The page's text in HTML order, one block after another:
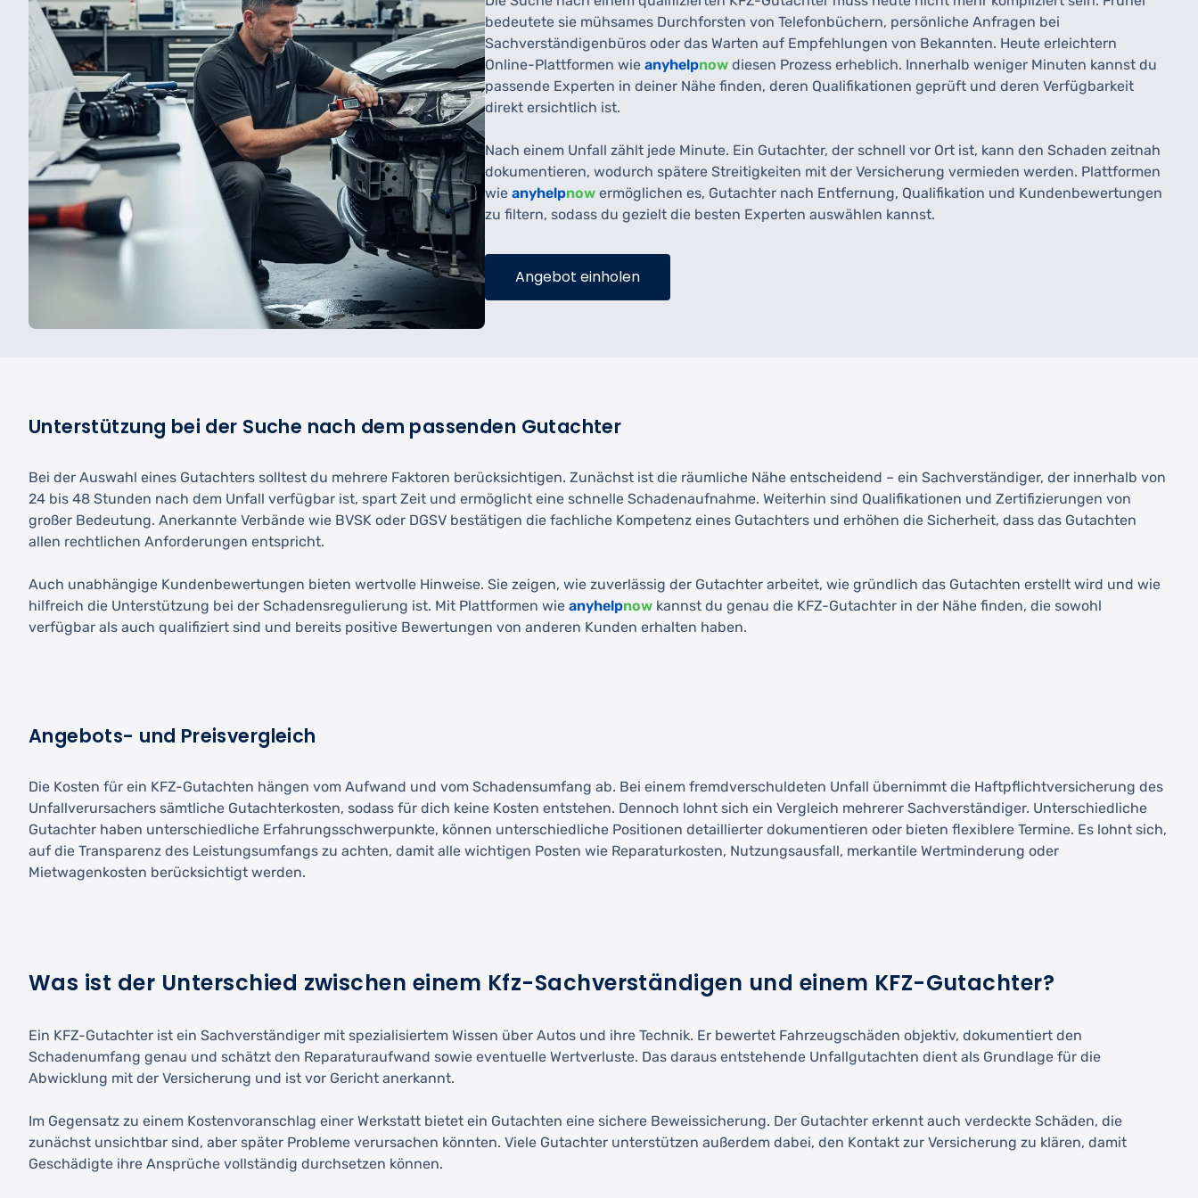
bedeutete sie mühsames Durchforsten von Telefonbüchern, persönliche Anfragen bei
Sachverständigenbüros oder das Warten auf Empfehlungen von Bekannten. Heute erleichtern
Online-Plattformen wie anyhelpnow diesen Prozess erheblich. Innerhalb weniger Minuten kannst du
passende Experten in deiner Nähe finden, deren Qualifikationen geprüft und deren Verfügbarkeit
direkt ersichtlich ist.
Nach einem Unfall zählt jede Minute. Ein Gutachter, der schnell vor Ort ist, kann den Schaden zeitnah
dokumentieren, wodurch spätere Streitigkeiten mit der Versicherung vermieden werden. Plattformen
wie anyhelpnow ermöglichen es, Gutachter nach Entfernung, Qualifikation und Kundenbewertungen
zu filtern, sodass du gezielt die besten Experten auswählen kannst.
Angebot einholen
Unterstützung bei der Suche nach dem passenden Gutachter
Bei der Auswahl eines Gutachters solltest du mehrere Faktoren berücksichtigen. Zunächst ist die räumliche Nähe entscheidend – ein Sachverständiger, der innerhalb von
24 bis 48 Stunden nach dem Unfall verfügbar ist, spart Zeit und ermöglicht eine schnelle Schadenaufnahme. Weiterhin sind Qualifikationen und Zertifizierungen von
großer Bedeutung. Anerkannte Verbände wie BVSK oder DGSV bestätigen die fachliche Kompetenz eines Gutachters und erhöhen die Sicherheit, dass das Gutachten
allen rechtlichen Anforderungen entspricht.
Auch unabhängige Kundenbewertungen bieten wertvolle Hinweise. Sie zeigen, wie zuverlässig der Gutachter arbeitet, wie gründlich das Gutachten erstellt wird und wie
hilfreich die Unterstützung bei der Schadensregulierung ist. Mit Plattformen wie anyhelpnow kannst du genau die KFZ-Gutachter in der Nähe finden, die sowohl
verfügbar als auch qualifiziert sind und bereits positive Bewertungen von anderen Kunden erhalten haben.
Angebots- und Preisvergleich
Die Kosten für ein KFZ-Gutachten hängen vom Aufwand und vom Schadensumfang ab. Bei einem fremdverschuldeten Unfall übernimmt die Haftpflichtversicherung des
Unfallverursachers sämtliche Gutachterkosten, sodass für dich keine Kosten entstehen. Dennoch lohnt sich ein Vergleich mehrerer Sachverständiger. Unterschiedliche
Gutachter haben unterschiedliche Erfahrungsschwerpunkte, können unterschiedliche Positionen detaillierter dokumentieren oder bieten flexiblere Termine. Es lohnt sich,
auf die Transparenz des Leistungsumfangs zu achten, damit alle wichtigen Posten wie Reparaturkosten, Nutzungsausfall, merkantile Wertminderung oder
Mietwagenkosten berücksichtigt werden.
Was ist der Unterschied zwischen einem Kfz-Sachverständigen und einem KFZ-Gutachter?
Ein KFZ-Gutachter ist ein Sachverständiger mit spezialisiertem Wissen über Autos und ihre Technik. Er bewertet Fahrzeugschäden objektiv, dokumentiert den
Schadenumfang genau und schätzt den Reparaturaufwand sowie eventuelle Wertverluste. Das daraus entstehende Unfallgutachten dient als Grundlage für die
Abwicklung mit der Versicherung und ist vor Gericht anerkannt.
Im Gegensatz zu einem Kostenvoranschlag einer Werkstatt bietet ein Gutachten eine sichere Beweissicherung. Der Gutachter erkennt auch verdeckte Schäden, die
zunächst unsichtbar sind, aber später Probleme verursachen könnten. Viele Gutachter unterstützen außerdem dabei, den Kontakt zur Versicherung zu klären, damit
Geschädigte ihre Ansprüche vollständig durchsetzen können.